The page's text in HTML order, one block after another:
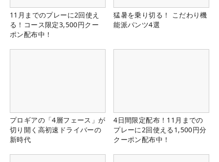
11月までのプレーに2回使え
る！コース限定3,500円クー
ポン配布中！
猛暑を乗り切る！ こだわり機
能派パンツ4選
プロギアの「4層フェース」が
切り開く高初速ドライバーの
新時代
4日間限定配布！11月までの
プレーに2回使える1,500円分
クーポン配布中！